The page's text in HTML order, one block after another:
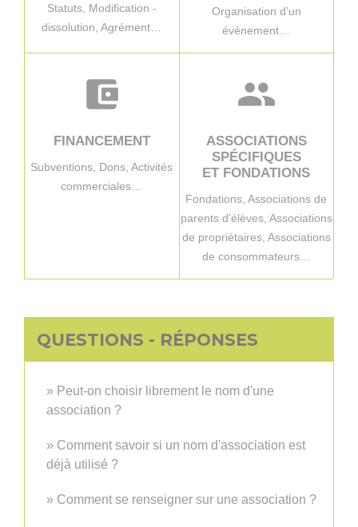
Statuts, Modification -
dissolution,Agrément…
Organisation d’un
événement…
account_balance_wallet
FINANCEMENT
Subventions, Dons,Activités
commerciales…
group
ASSOCIATIONS
SPÉCIFIQUES
ET FONDATIONS
Fondations,Associations de
parents d’élèves, Associations
de propriétaires, Associations
de consommateurs…
QUESTIONS - RÉPONSES
Peut-on choisir librement le nom d'une
association ?
Comment savoir si un nom d'association est
déjà utilisé ?
Comment se renseigner sur une association ?